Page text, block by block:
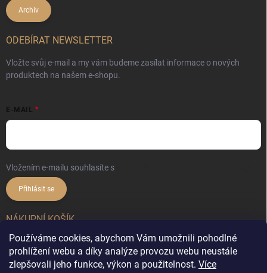
Používáme cookies, abychom Vám umožnili pohodlné
prohlížení webu a díky analýze provozu webu neustále
zlepšovali jeho funkce, výkon a použitelnost. Více
Archiv
ODEBÍRAT NEWSLETTER
Vložte svůj e-mail a my vám budeme zasílat informace o nových
produktech na našem e-shopu.
E-MAIL
Vložením e-mailu souhlasíte s
Přihlásit se
NÁKUPNÍ KOŠÍK
0ks /0 Kč